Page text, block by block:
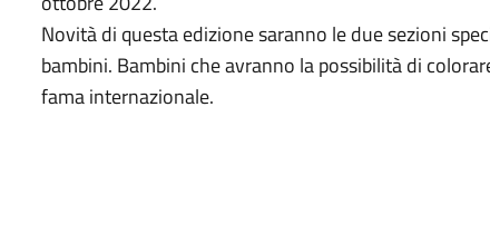
Novità di questa edizione saranno le due sezioni
bambini. Bambini che avranno la possibilità di
fama internazionale.